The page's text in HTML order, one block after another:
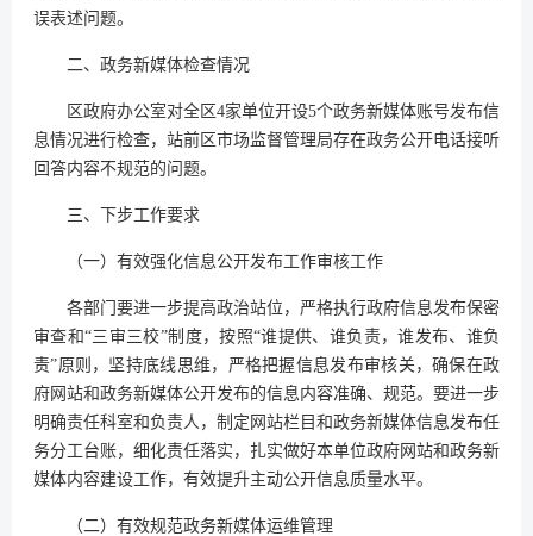
误表述问题。
二、政务新媒体检查情况
区政府办公室对全区4家单位开设5个政务新媒体账号发布信
息情况进行检查，站前区市场监督管理局存在政务公开电话接听
回答内容不规范的问题。
三、下步工作要求
（一）有效强化信息公开发布工作审核工作
各部门要进一步提高政治站位，严格执行政府信息发布保密
审查和“三审三校”制度，按照“谁提供、谁负责，谁发布、谁负
责”原则，坚持底线思维，严格把握信息发布审核关，确保在政
府网站和政务新媒体公开发布的信息内容准确、规范。要进一步
明确责任科室和负责人，制定网站栏目和政务新媒体信息发布任
务分工台账，细化责任落实，扎实做好本单位政府网站和政务新
媒体内容建设工作，有效提升主动公开信息质量水平。
（二）有效规范政务新媒体运维管理